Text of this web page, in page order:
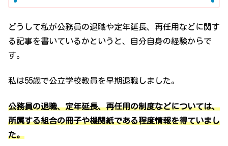
どうして私が公務員の退職や定年延長、再任用などに関す
る記事を書いているかというと、自分自身の経験からで
す。
私は55歳で公立学校教員を早期退職しました。
公務員の退職、定年延長、再任用の制度などについては、
所属する組合の冊子や機関紙である程度情報を得ていまし
た。